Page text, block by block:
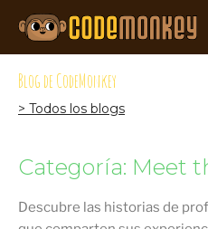
Blog de CodeMonkey
> Todos los blogs
Categoría: Meet
Descubre las historias de